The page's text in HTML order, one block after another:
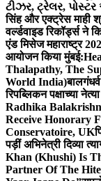
ટીઝર, ટ્રેલર,
सिंह और एक्ट्रेस माही
वर्ल्डवाइड रिकॉर्ड्स ने
एंड मिसेज महाराष्ट्र
आयोजन किया मुंबई:
Thalapathy, The
World India)
रिपब्लिकन पक्षाच्या
Radhika
Receive Honorary
Conservatoire, UK
पड़ीं अभिनेत्री दिव्या
Khan (Khushi) Is
Partner Of The